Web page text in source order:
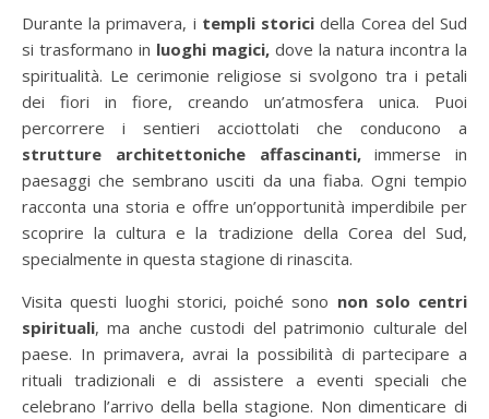
Durante la primavera, i templi storici della Corea del Sud
si trasformano in luoghi magici, dove la natura incontra la
spiritualità. Le cerimonie religiose si svolgono tra i petali
dei fiori in fiore, creando un’atmosfera unica. Puoi
percorrere i sentieri acciottolati che conducono a
strutture architettoniche affascinanti,immerse in
paesaggi che sembrano usciti da una fiaba. Ogni tempio
racconta una storia e offre un’opportunità imperdibile per
scoprire la cultura e la tradizione della Corea del Sud,
specialmente in questa stagione di rinascita.
Visita questi luoghi storici, poiché sono non solo centri
spirituali, ma anche custodi del patrimonio culturale del
paese. In primavera, avrai la possibilità di partecipare a
rituali tradizionali e di assistere a eventi speciali che
celebrano l’arrivo della bella stagione. Non dimenticare di